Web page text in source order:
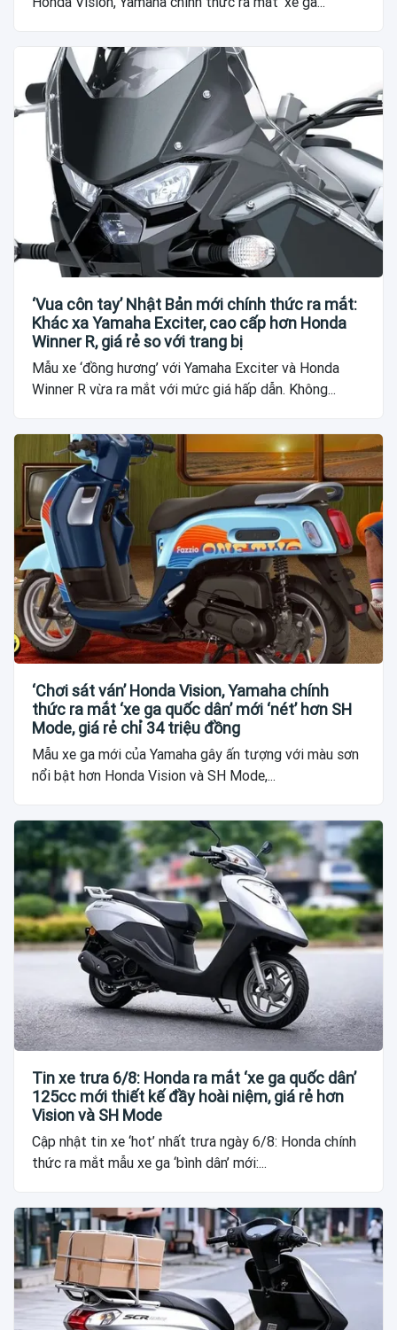
‘Vua côn tay’ Nhật Bản mới chính thức ra mắt:
Khác xa Yamaha Exciter, cao cấp hơn Honda
Winner R, giá rẻ so với trang bị
Mẫu xe ‘đồng hương’ với Yamaha Exciter và Honda
Winner R vừa ra mắt với mức giá hấp dẫn. Không...
‘Chơi sát ván’ Honda Vision, Yamaha chính
thức ra mắt ‘xe ga quốc dân’ mới ‘nét’ hơn SH
Mode, giá rẻ chỉ 34 triệu đồng
Mẫu xe ga mới của Yamaha gây ấn tượng với màu sơn
nổi bật hơn Honda Vision và SH Mode,...
Tin xe trưa 6/8: Honda ra mắt ‘xe ga quốc dân’
125cc mới thiết kế đầy hoài niệm, giá rẻ hơn
Vision và SH Mode
Cập nhật tin xe ‘hot’ nhất trưa ngày 6/8: Honda chính
thức ra mắt mẫu xe ga ‘bình dân’ mới:...